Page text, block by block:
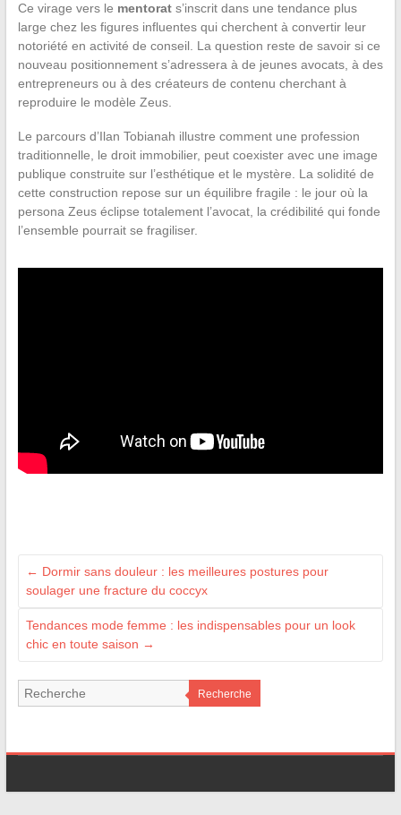
Ce virage vers le mentorats’inscrit dans une tendance plus
large chez les figures influentes qui cherchent à convertir leur
notoriété en activité de conseil. La question reste de savoir si ce
nouveau positionnement s’adressera à de jeunes avocats, à des
entrepreneurs ou à des créateurs de contenu cherchant à
reproduire le modèle Zeus.
Le parcours d’Ilan Tobianah illustre comment une profession
traditionnelle, le droit immobilier, peut coexister avec une image
publique construite sur l’esthétique et le mystère. La solidité de
cette construction repose sur un équilibre fragile : le jour où la
persona Zeus éclipse totalement l’avocat, la crédibilité qui fonde
l’ensemble pourrait se fragiliser.
← Dormir sans douleur : les meilleures postures pour
soulager une fracture du coccyx
Tendances mode femme : les indispensables pour un look
chic en toute saison →
Recherche